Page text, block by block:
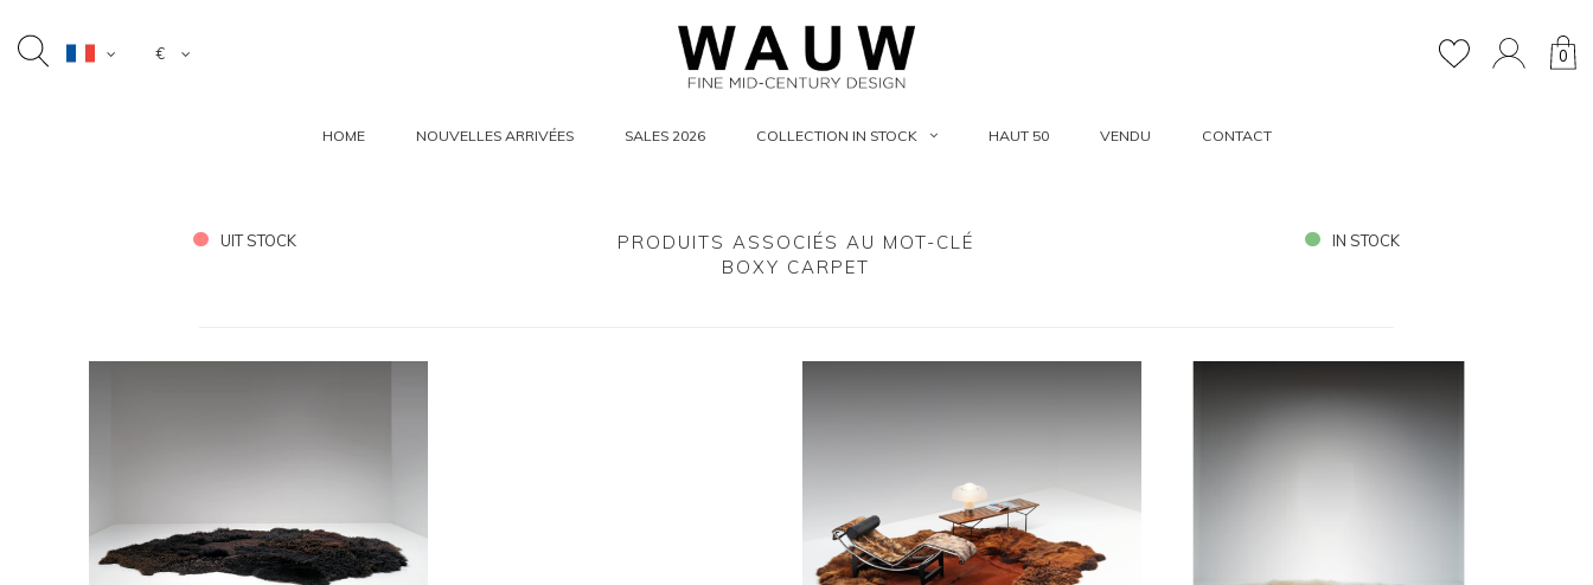
€ 0
HOME NOUVELLES ARRIVÉES SALES 2026 COLLECTION IN STOCK HAUT 50 VENDU CONTACT
UIT STOCK
PRODUITS ASSOCIÉS AU MOT-CLÉ
BOXY CARPET
IN STOCK